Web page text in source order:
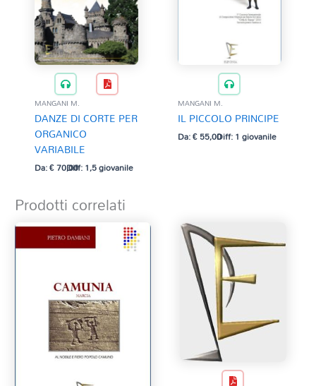
MANGANI M.
DANZE DI CORTE PER
ORGANICO
VARIABILE
Da:€70,00Diff: 1,5 giovanile
MANGANI M.
IL PICCOLO PRINCIPE
Da:€55,00Diff: 1 giovanile
Prodotti correlati